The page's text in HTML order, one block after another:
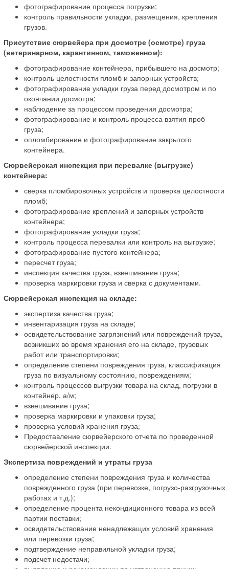
фотографирование процесса погрузки;
контроль правильности укладки, размещения, крепления
грузов.
Присутствие сюрвейера при досмотре (осмотре) груза
(ветеринарном, карантинном, таможенном):
фотографирование контейнера, прибывшего на досмотр;
контроль целостности пломб и запорных устройств;
фотографирование укладки груза перед досмотром и по
окончании досмотра;
наблюдение за процессом проведения досмотра;
фотографирование и контроль процесса взятия проб
груза;
опломбирование и фотографирование закрытого
контейнера.
Сюрвейерская инспекция при перевалке (выгрузке)
контейнера:
сверка пломбировочных устройств и проверка целостности
пломб;
фотографирование креплений и запорных устройств
контейнера;
фотографирование укладки груза;
контроль процесса перевалки или контроль на выгрузке;
фотографирование пустого контейнера;
пересчет груза;
инспекция качества груза, взвешивание груза;
проверка маркировки груза и сверка с документами.
Сюрвейерская инспекция на складе:
экспертиза качества груза;
инвентаризация груза на складе;
освидетельствование загрязнений или повреждений груза,
возникших во время хранения его на складе, грузовых
работ или транспортировки;
определение степени повреждения груза, классификация
груза по визуальному состоянию, повреждениям;
контроль процессов выгрузки товара на склад, погрузки в
контейнер, а/м;
взвешивание груза;
проверка маркировки и упаковки груза;
проверка условий хранения груза;
Предоставление сюрвейерского отчета по проведенной
сюрвейерской инспекции.
Экспертиза повреждений и утраты груза
определение степени повреждения груза и количества
поврежденного груза (при перевозке, погрузо-разгрузочных
работах и т.д.);
определение процента некондиционного товара из всей
партии поставки;
освидетельствование ненадлежащих условий хранения
или перевозки груза;
подтверждение неправильной укладки груза;
подсчет недостачи;